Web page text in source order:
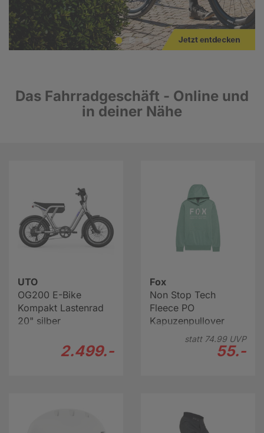
Das Fahrradgeschäft - Online und
in deiner Nähe
UTO
OG200 E-Bike
Kompakt Lastenrad
20" silber
2.499.-
Fox
Non Stop Tech
Fleece PO
Kapuzenpullover
statt 74.99UVP
55.-